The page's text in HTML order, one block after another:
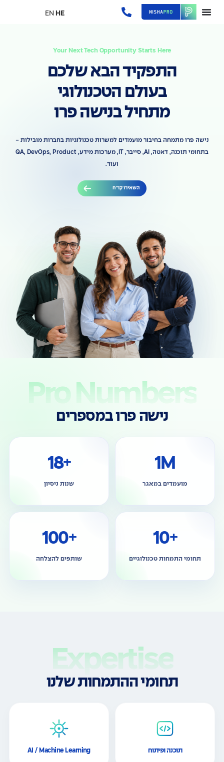
Your Next Tech Opportunity Starts Here
התפקיד הבא שלכם
בעולם הטכנולוגי
מתחיל בנישה פרו
נישה פרו מתמחה בחיבור מועמדים למשרות טכנולוגיות בחברות מובילות -
בתחומי תוכנה, דאטה, AI, סייבר, IT, מערכות מידע, QA, DevOps, Product
ועוד.
השאירו קו״ח
Pro Numbers
נישה פרו במספרים
1M
מועמדים במאגר
18+
שנות ניסיון
10+
תחומי התמחות טכנולוגיים
100+
שותפים להצלחה
Expertise
תחומי ההתמחות שלנו
תוכנה ופיתוח AI / Machine Learning
EN HE